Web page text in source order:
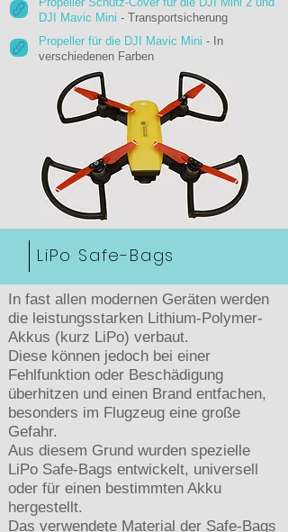
DJI Mavic Mini - Transportsicherung
Propeller für die DJI Mavic Mini - In
verschiedenen Farben
LiPo Safe-Bags
In fast allen modernen Geräten werden
die leistungsstarken Lithium-Polymer-
Akkus (kurz LiPo) verbaut.
Diese können jedoch bei einer
Fehlfunktion oder Beschädigung
überhitzen und einen Brand entfachen,
besonders im Flugzeug eine große
Gefahr.
Aus diesem Grund wurden spezielle
LiPo Safe-Bags entwickelt, universell
oder für einen bestimmten Akku
hergestellt.
Das verwendete Material der Safe-Bags